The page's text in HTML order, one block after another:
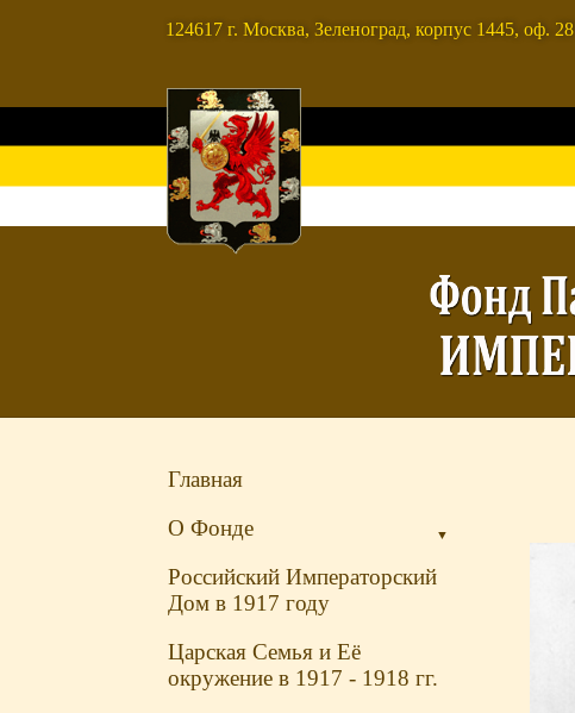
124617 г. Москва, Зеленоград, корпус 1445, оф. 28
Главная
▼
О Фонде
Российский Императорский
Дом в 1917 году
Царская Семья и Её
окружение в 1917 - 1918 гг.